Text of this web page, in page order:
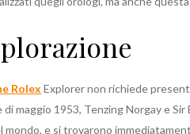
Rolex Explorer non richiede
maggio 1953, Tenzing Norgay e
e si trovarono